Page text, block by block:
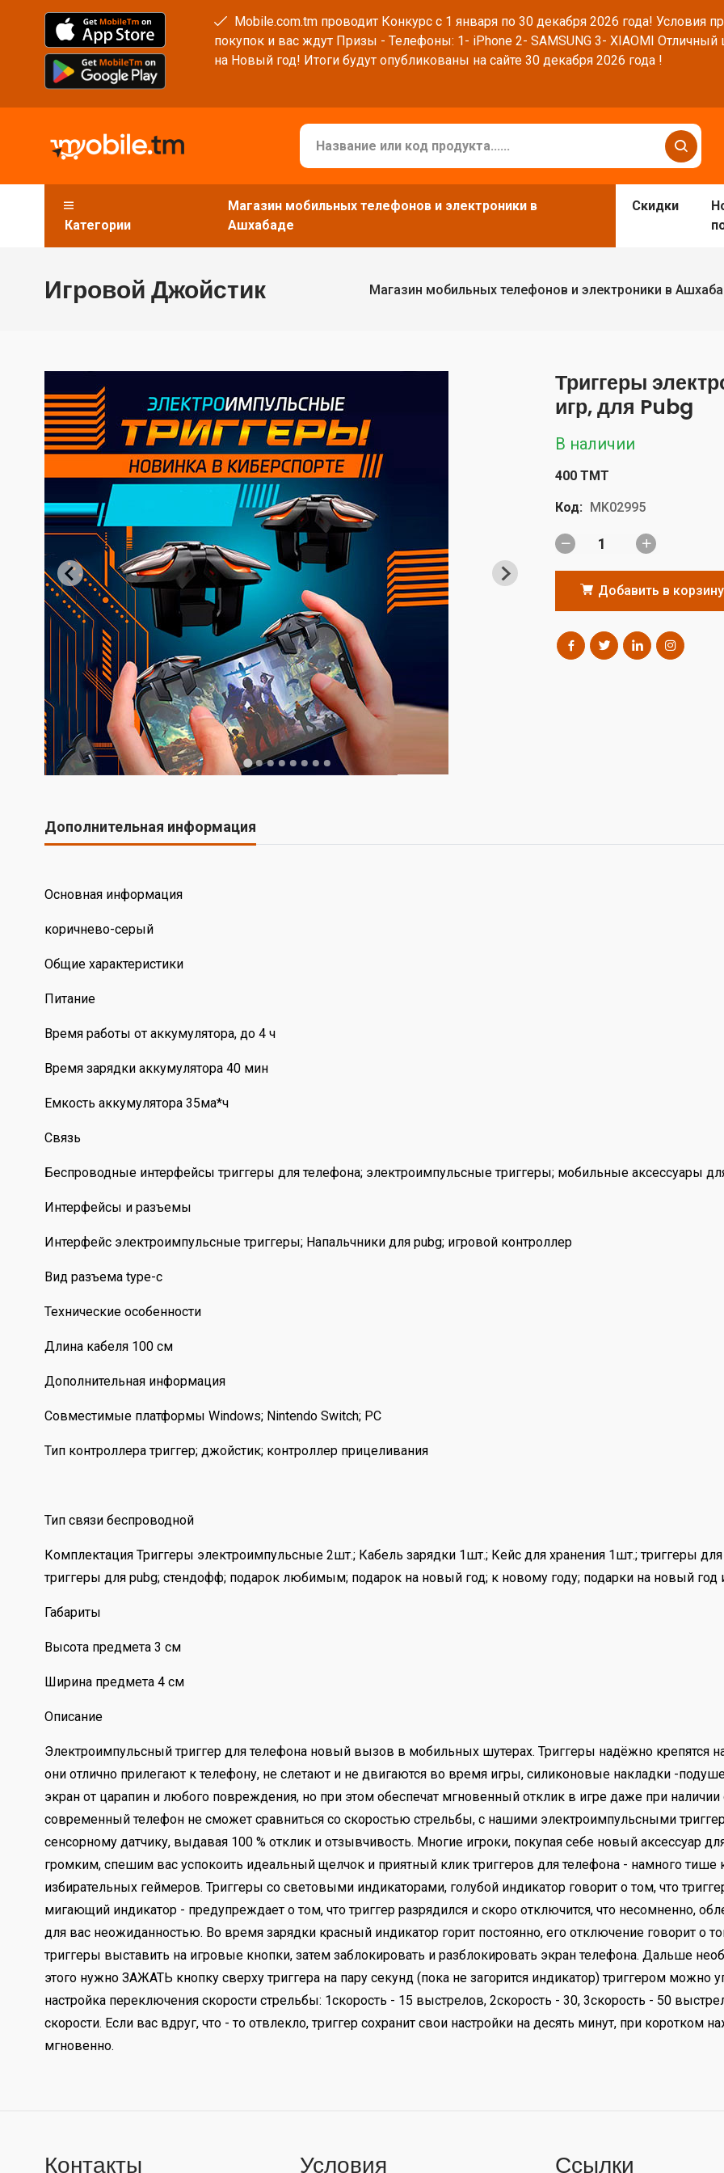
Mobile.com.tm проводит Конкурс с 1 января по 30 декабря 2026 года! Условия
покупок и вас ждут Призы - Телефоны: 1- iPhone 2- SAMSUNG 3- XIAOMI
на Новый год! Итоги будут опубликованы на сайте 30 декабря 2026 года !
Категории
Магазин мобильных телефонов и электроники в
Ашхабаде
Скидки
Игровой Джойстик Магазин мобильных телефонов и электроники в
Триггеры
игр, для Pubg
В наличии
400 TMT
Код: MK02995
Добавить в корзину
Дополнительная информация
Основная информация
коричнево-серый
Общие характеристики
Питание
Время работы от аккумулятора, до 4 ч
Время зарядки аккумулятора 40 мин
Емкость аккумулятора 35ма*ч
Связь
Беспроводные интерфейсы триггеры для телефона; электроимпульсные триггеры; мобильные аксессуары
Интерфейсы и разъемы
Интерфейс электроимпульсные триггеры; Напальчники для pubg; игровой контроллер
Вид разъема type-c
Технические особенности
Длина кабеля 100 см
Дополнительная информация
Совместимые платформы Windows; Nintendo Switch; PC
Тип контроллера триггер; джойстик; контроллер прицеливания
Тип связи беспроводной
Комплектация Триггеры электроимпульсные 2шт.; Кабель зарядки 1шт.; Кейс для хранения 1шт.; триггеры
триггеры для pubg; стендофф; подарок любимым; подарок на новый год; к новому году; подарки на новый
Габариты
Высота предмета 3 см
Ширина предмета 4 см
Описание
Электроимпульсный триггер для телефона новый вызов в мобильных шутерах. Триггеры надёжно крепятся
они отлично прилегают к телефону, не слетают и не двигаются во время игры, силиконовые накладки -
экран от царапин и любого повреждения, но при этом обеспечат мгновенный отклик в игре даже при
современный телефон не сможет сравниться со скоростью стрельбы, с нашими электроимпульсными
сенсорному датчику, выдавая 100 % отклик и отзывчивость. Многие игроки, покупая себе новый аксессуар
громким, спешим вас успокоить идеальный щелчок и приятный клик триггеров для телефона - намного
избирательных геймеров. Триггеры со световыми индикаторами, голубой индикатор говорит о том, что
мигающий индикатор - предупреждает о том, что триггер разрядился и скоро отключится, что несомненно,
для вас неожиданностью. Во время зарядки красный индикатор горит постоянно, его отключение говорит о
триггеры выставить на игровые кнопки, затем заблокировать и разблокировать экран телефона. Дальше
этого нужно ЗАЖАТЬ кнопку сверху триггера на пару секунд (пока не загорится индикатор) триггером
настройка переключения скорости стрельбы: 1скорость - 15 выстрелов, 2скорость - 30, 3скорость - 50
скорости. Если вас вдруг, что - то отвлекло, триггер сохранит свои настройки на десять минут, при коротком
мгновенно.
Контакты Условия Ссылки